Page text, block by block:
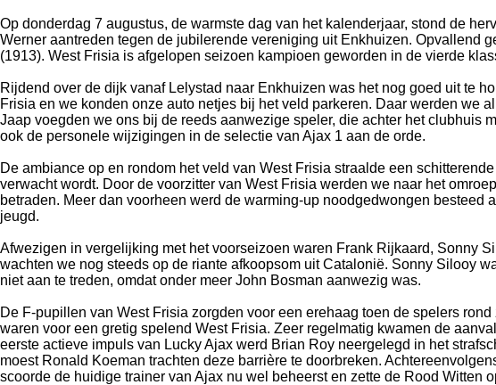
Op donderdag 7 augustus, de warmste dag van het kalenderjaar, stond de
Werner aantreden tegen de jubilerende vereniging uit Enkhuizen. Opvallend
(1913). West Frisia is afgelopen seizoen kampioen geworden in de vierde
Rijdend over de dijk vanaf Lelystad naar Enkhuizen was het nog goed uit te
Frisia en we konden onze auto netjes bij het veld parkeren. Daar werden we
Jaap voegden we ons bij de reeds aanwezige speler, die achter het clubhuis
ook de personele wijzigingen in de selectie van Ajax 1 aan de orde.
De ambiance op en rondom het veld van West Frisia straalde een
verwacht wordt. Door de voorzitter van West Frisia werden we naar het
betraden. Meer dan voorheen werd de warming-up noodgedwongen
jeugd.
Afwezigen in vergelijking met het voorseizoen waren Frank Rijkaard, Sonny
wachten we nog steeds op de riante afkoopsom uit Catalonië. Sonny Silooy
niet aan te treden, omdat onder meer John Bosman aanwezig was.
De F-pupillen van West Frisia zorgden voor een erehaag toen de spelers
waren voor een gretig spelend West Frisia. Zeer regelmatig kwamen de
eerste actieve impuls van Lucky Ajax werd Brian Roy neergelegd in het
moest Ronald Koeman trachten deze barrière te doorbreken.
scoorde de huidige trainer van Ajax nu wel beheerst en zette de Rood Witten